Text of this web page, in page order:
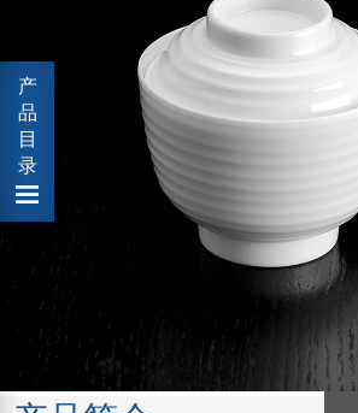
产
品
目
录